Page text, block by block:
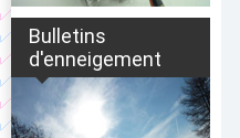
Bulletins
d'enneigement